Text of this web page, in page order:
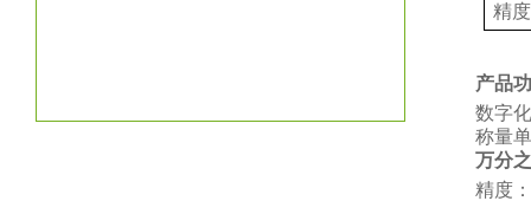
精度
产品
数字
称量
万分
精度